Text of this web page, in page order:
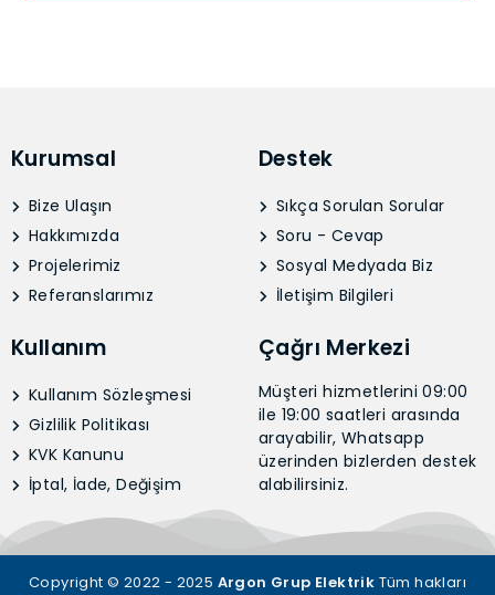
Kurumsal
Bize Ulaşın
Hakkımızda
Projelerimiz
Referanslarımız
Destek
Sıkça Sorulan Sorular
Soru - Cevap
Sosyal Medyada Biz
İletişim Bilgileri
Kullanım
Kullanım Sözleşmesi
Gizlilik Politikası
KVK Kanunu
İptal, İade, Değişim
Çağrı Merkezi
Müşteri hizmetlerini 09:00
ile 19:00 saatleri arasında
arayabilir, Whatsapp
üzerinden bizlerden destek
alabilirsiniz.
Copyright © 2022 - 2025 Argon Grup Elektrik Tüm hakları